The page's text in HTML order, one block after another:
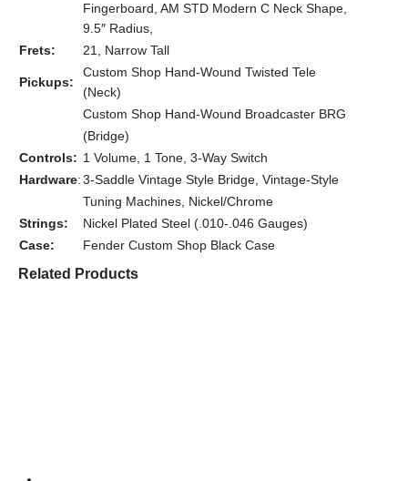
Fingerboard, AM STD Modern C Neck Shape,
9.5″ Radius,
Frets:
21, Narrow Tall
Pickups:
Custom Shop Hand-Wound Twisted Tele
(Neck)
Custom Shop Hand-Wound Broadcaster BRG
(Bridge)
Controls: 1 Volume, 1 Tone, 3-Way Switch
Hardware:3-Saddle Vintage Style Bridge, Vintage-Style
Tuning Machines, Nickel/Chrome
Strings:
Nickel Plated Steel (.010-.046 Gauges)
Case:
Fender Custom Shop Black Case
Related Products